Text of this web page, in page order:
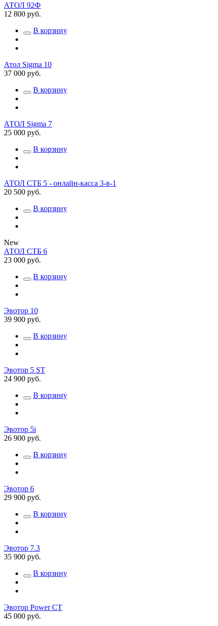
АТОЛ 92Ф
12 800 руб.
В корзину
Атол Sigma 10
37 000 руб.
В корзину
АТОЛ Sigma 7
25 000 руб.
В корзину
АТОЛ СТБ 5 - онлайн-касса 3-в-1
20 500 руб.
В корзину
New
АТОЛ СТБ 6
23 000 руб.
В корзину
Эвотор 10
39 900 руб.
В корзину
Эвотор 5 ST
24 900 руб.
В корзину
Эвотор 5i
26 900 руб.
В корзину
Эвотор 6
29 900 руб.
В корзину
Эвотор 7.3
35 900 руб.
В корзину
Эвотор Power СТ
45 000 руб.